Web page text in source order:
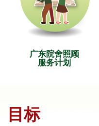
广东院舍照顾
服务计划
目标